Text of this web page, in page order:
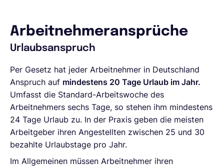
Arbeitnehmeransprüche
Urlaubsanspruch
Per Gesetz hat jeder Arbeitnehmer in Deutschland
Anspruch auf mindestens 20 Tage Urlaub im Jahr.
Umfasst die Standard-Arbeitswoche des
Arbeitnehmers sechs Tage, so stehen ihm mindestens
24 Tage Urlaub zu. In der Praxis geben die meisten
Arbeitgeber ihren Angestellten zwischen 25 und 30
bezahlte Urlaubstage pro Jahr.
Im Allgemeinen müssen Arbeitnehmer ihren